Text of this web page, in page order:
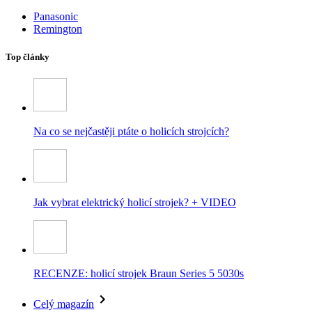
Panasonic
Remington
Top články
Na co se nejčastěji ptáte o holicích strojcích?
Jak vybrat elektrický holicí strojek? + VIDEO
RECENZE: holicí strojek Braun Series 5 5030s
Celý magazín